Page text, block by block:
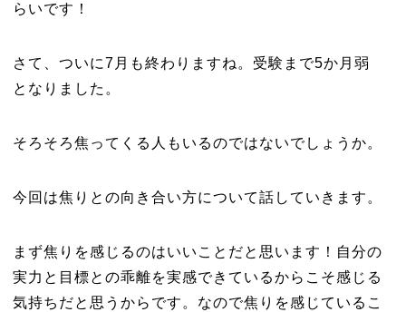
らいです！
さて、ついに7月も終わりますね。 受験まで5か月弱
となりました。
そろそろ焦ってくる人もいるのではないでしょうか。
今回は焦りとの向き合い方について話していきます。
まず焦りを感じるのはいいことだと思います！自分の
実力と目標との乖離を実感できているからこそ感じる
気持ちだと思うからです。なので焦りを感じているこ